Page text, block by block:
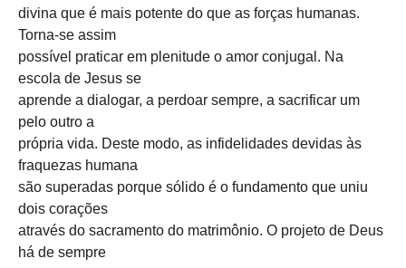
divina que é mais potente do que as forças humanas.
Torna-se assim
possível praticar em plenitude o amor conjugal. Na
escola de Jesus se
aprende a dialogar, a perdoar sempre, a sacrificar um
pelo outro a
própria vida. Deste modo, as infidelidades devidas às
fraquezas humana
são superadas porque sólido é o fundamento que uniu
dois corações
através do sacramento do matrimônio. O projeto de Deus
há de sempre